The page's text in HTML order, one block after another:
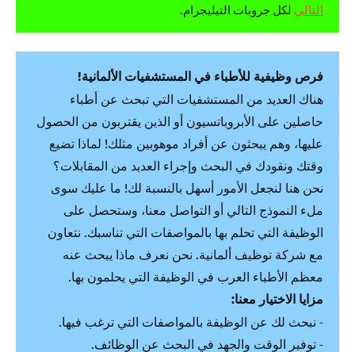
التالي لكل جروبات التيليجرام.
فرص وظيفية للأطباء في المستشفيات الألمانية!
هناك العديد من المستشفيات التي تبحث عن أطباء
حاصلين على الأبروباتسيون أو الذين يقتربون من الحصول
عليها، وهم يبحثون عن أفراد موهوبين مثلك! لماذا تضيع
وقتك ونقودك في البحث وإجراء العديد من المقابلات؟
نحن هنا لنجعل الأمور أسهل بالنسبة لك! ما عليك سوى
ملء النموذج التالي أو التواصل معنا، وستحصل على
الوظيفة التي تحلم بها بالمواصفات التي تناسبك. نتعاون
مع شركة توظيف ألمانية. نحن نعرف ماذا يبحث عنه
معظم الأطباء العرب في الوظيفة التي يحلمون بها.
مزايا الاختيار معنا:
- نبحث لك عن الوظيفة بالمواصفات التي ترغب فيها.
- توفير الوقت والجهد في البحث عن الوظائف.